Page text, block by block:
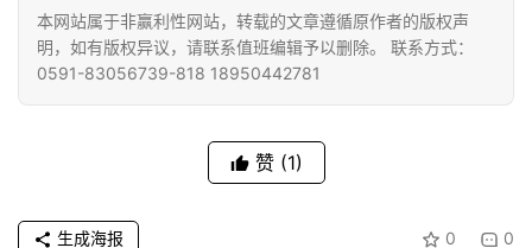
高
乐
本网站属于非赢利性网站，转载的文章遵循原作者的版权声
明，如有版权异议，请联系值班编辑予以删除。 联系方式：
0591-83056739-818 18950442781
赞 (1)
0 0
生成海报